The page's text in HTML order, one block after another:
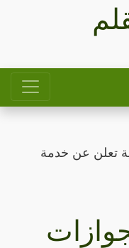
تعلن عن خدمة